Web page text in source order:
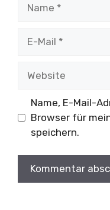
Mail
Name, E-Mail-
Browser für
speichern.